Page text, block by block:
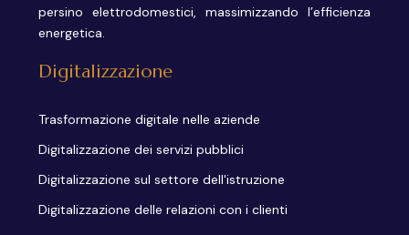
persino elettrodomestici, massimizzando l’efficienza
energetica.
Digitalizzazione
Trasformazione digitale nelle aziende
Digitalizzazione dei servizi pubblici
Digitalizzazione sul settore dell'istruzione
Digitalizzazione delle relazioni con i clienti